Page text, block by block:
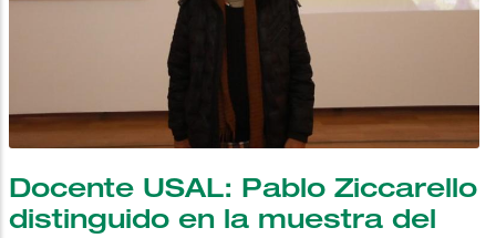
Docente USAL: Pablo Ziccarello
distinguido en la muestra del